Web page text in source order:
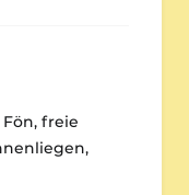
Fön, freie
,